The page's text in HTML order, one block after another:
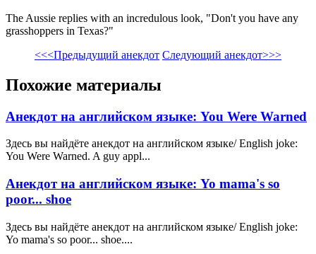
The Aussie replies with an incredulous look, "Don't you have any
grasshoppers in Texas?"
<<<Предыдущий анекдот Следующий анекдот>>>
Похожие материалы
Анекдот на английском языке: You Were Warned
Здесь вы найдёте анекдот на английском языке/ English joke:
You Were Warned. A guy appl...
Анекдот на английском языке: Yo mama's so
poor... shoe
Здесь вы найдёте анекдот на английском языке/ English joke:
Yo mama's so poor... shoe....